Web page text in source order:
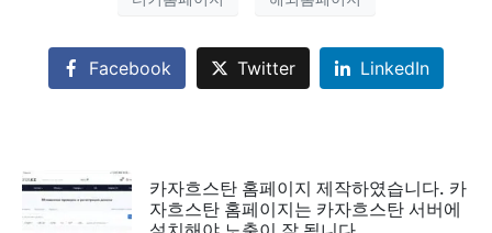
Facebook Twitter LinkedIn
카자흐스탄 홈페이지 제작하였습니다. 카
자흐스탄 홈페이지는 카자흐스탄 서버에